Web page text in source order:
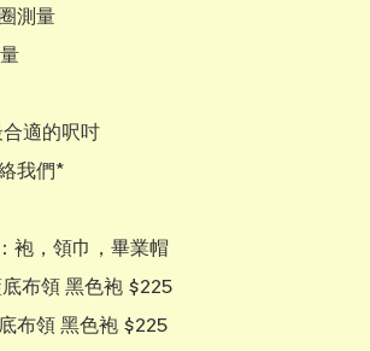
測量
適的呎吋
我們*
袍，領巾，畢業帽
布領 黑色袍 $225
布領 黑色袍 $225